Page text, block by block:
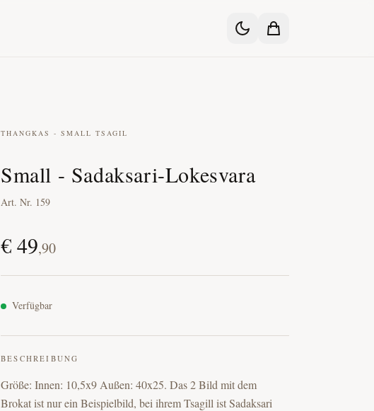
THANGKAS - SMALL TSAGIL
Small - Sadaksari-Lokesvara
Art. Nr. 159
€ 49,90
Verfügbar
BESCHREIBUNG
Größe: Innen: 10,5x9 Außen: 40x25. Das 2 Bild mit dem
Brokat ist nur ein Beispielbild, bei ihrem Tsagill ist Sadaksari